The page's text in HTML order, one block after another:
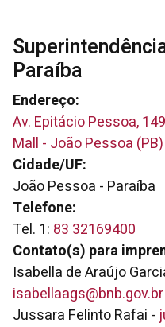
Paraíba
Endereço:
Av. Epitácio Pessoa,
Mall - João Pessoa (PB)
Cidade/UF:
João Pessoa - Paraíba
Telefone:
Tel. 1: 83 32169400
Contato(s) para
Isabella de Araújo
isabellaags@bnb.gov.br
Jussara Felinto Rafai -